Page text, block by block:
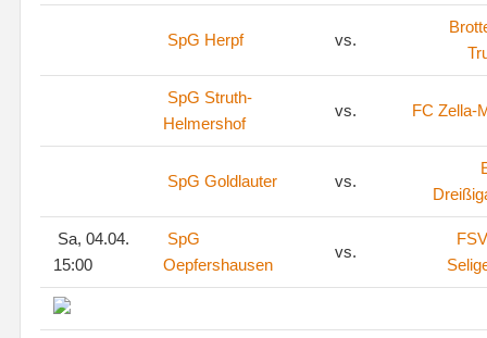
SpG Herpf vs.
SpG Struth-
Helmershof
vs. FC Zella-
SpG Goldlauter vs.
Sa, 04.04.
15:00
SpG
Oepfershausen
vs.